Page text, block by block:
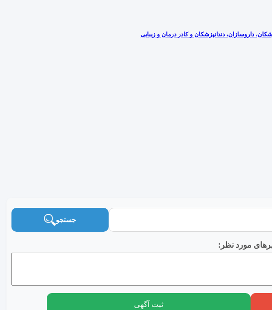
داروسازان، دندانپزشکان و کادر درمان و زیبایی
جستجو
مورد نظر:
ثبت آگهی